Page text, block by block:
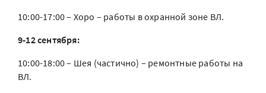
10:00-17:00 – Хоро – работы в охранной зоне ВЛ.
9-12 сентября:
10:00-18:00 – Шея (частично) – ремонтные работы на
ВЛ.